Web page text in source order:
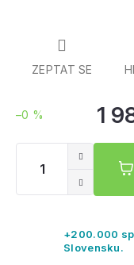
–0 % 1
ZEPTAT SE
+200.000
Slovensku.